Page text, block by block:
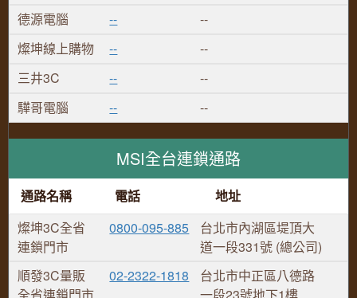
德源電腦 --
--
燦坤線上購物
--
--
三井3C
--
--
驊哥電腦
-- --
MSI全台連鎖通路
通路名稱 電話
地址
燦坤3C全省
連鎖門市
0800-095-885
台北市內湖區堤頂大
道一段331號 (總公司)
順發3C量販
全省連鎖門市
02-2322-1818
台北市中正區八德路
一段23號地下1樓